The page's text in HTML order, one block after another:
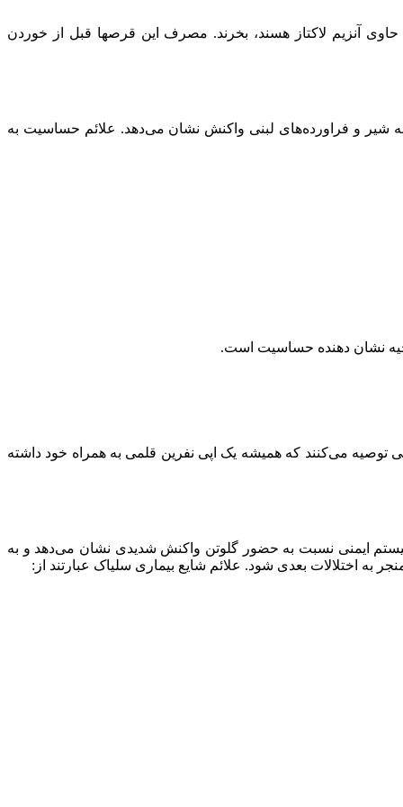
آنزیم لاکتاز هسند، بخرند. مصرف این قرصها قبل از خوردن
شیر و فراورده‌های لبنی واکنش نشان می‌دهد. علائم حساسیت به
نشان دهنده حساسیت است.
می‌کنند که همیشه یک اپی نفرین قلمی به همراه خود داشته
ایمنی نسبت به حضور گلوتن واکنش شدیدی نشان می‌دهد و به
اختلالات بعدی شود. علائم شایع بیماری سلیاک عبارتند از: